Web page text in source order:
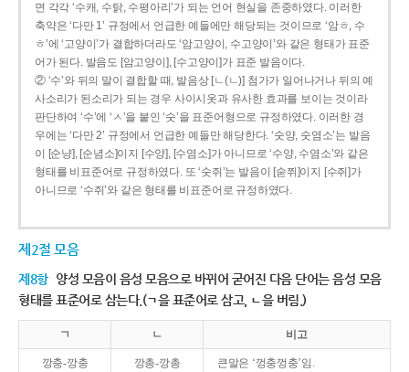
면 각각 ‘수캐, 수탉, 수평아리’가 되는 언어 현실을 존중하였다. 이러한
축약은 ‘다만 1’ 규정에서 언급한 예들에만 해당되는 것이므로 ‘암ㅎ, 수
ㅎ’에 ‘고양이’가 결합하더라도 ‘암고양이, 수고양이’와 같은 형태가 표준
어가 된다. 발음도 [암고양이], [수고양이]가 표준 발음이다.
② ‘수’와 뒤의 말이 결합할 때, 발음상 [ㄴ(ㄴ)] 첨가가 일어나거나 뒤의 예
사소리가 된소리가 되는 경우 사이시옷과 유사한 효과를 보이는 것이라
판단하여 ‘수’에 ‘ㅅ’을 붙인 ‘숫’을 표준어형으로 규정하였다. 이러한 경
우에는 ‘다만 2’ 규정에서 언급한 예들만 해당한다. ‘숫양, 숫염소’는 발음
이 [순냥], [순념소]이지 [수양], [수염소]가 아니므로 ‘수양, 수염소’와 같은
형태를 비표준어로 규정하였다. 또 ‘숫쥐’는 발음이 [숟쮜]이지 [수쥐]가
아니므로 ‘수쥐’와 같은 형태를 비표준어로 규정하였다.
제2절 모음
제8항 양성 모음이 음성 모음으로 바뀌어 굳어진 다음 단어는 음성 모음
형태를 표준어로 삼는다.(ㄱ을 표준어로 삼고, ㄴ을 버림.)
ㄱ ㄴ 비고
깡충-깡충 깡총-깡총 큰말은 ‘껑충껑충’임.